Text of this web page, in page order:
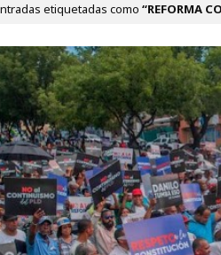
etiquetadas como REFORMA